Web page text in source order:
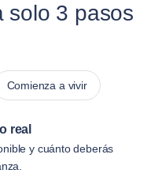
solo 3 pasos
Comienza a vivir
real
y cuánto deberás